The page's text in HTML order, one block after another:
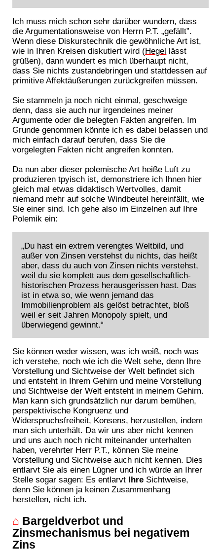
Ich muss mich schon sehr darüber wundern, dass
die Argumentationsweise von Herrn P.T. „gefällt”.
Wenn diese Diskurstechnik die gewöhnliche Art ist,
wie in Ihren Kreisen diskutiert wird (Hegel lässt
grüßen), dann wundert es mich überhaupt nicht,
dass Sie nichts zustandebringen und stattdessen auf
primitive Affektäußerungen zurückgreifen müssen.
Sie stammeln ja noch nicht einmal, geschweige
denn, dass sie auch nur irgendeines meiner
Argumente oder die belegten Fakten angreifen. Im
Grunde genommen könnte ich es dabei belassen und
mich einfach darauf berufen, dass Sie die
vorgelegten Fakten nicht angreifen konnten.
Da nun aber dieser polemische Art heiße Luft zu
produzieren tpyisch ist, demonstriere ich Ihnen hier
gleich mal etwas didaktisch Wertvolles, damit
niemand mehr auf solche Windbeutel hereinfällt, wie
Sie einer sind. Ich gehe also im Einzelnen auf Ihre
Polemik ein:
„Du hast ein extrem verengtes Weltbild, und
außer von Zinsen verstehst du nichts, das heißt
aber, dass du auch von Zinsen nichts verstehst,
weil du sie komplett aus dem gesellschaftlich-
historischen Prozess herausgerissen hast. Das
ist in etwa so, wie wenn jemand das
Immobilienproblem als gelöst betrachtet, bloß
weil er seit Jahren Monopoly spielt, und
überwiegend gewinnt.“
Sie können weder wissen, was ich weiß, noch was
ich verstehe, noch wie ich die Welt sehe, denn Ihre
Vorstellung und Sichtweise der Welt befindet sich
und entsteht in Ihrem Gehirn und meine Vorstellung
und Sichtweise der Welt entsteht in meinem Gehirn.
Man kann sich grundsätzlich nur darum bemühen,
perspektivische Kongruenz und
Widerspruchsfreiheit, Konsens, herzustellen, indem
man sich unterhält. Da wir uns aber nicht kennen
und uns auch noch nicht miteinander unterhalten
haben, verehrter Herr P.T., können Sie meine
Vorstellung und Sichtweise auch nicht kennen. Dies
entlarvt Sie als einen Lügner und ich würde an Ihrer
Stelle sogar sagen: Es entlarvt Ihre Sichtweise,
denn Sie können ja keinen Zusammenhang
herstellen, nicht ich.
⌂ Bargeldverbot und
Zinsmechanismus bei negativem
Zins